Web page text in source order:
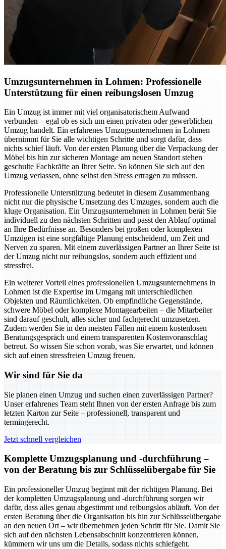
Umzugsunternehmen in Lohmen: Professionelle
Unterstützung für einen reibungslosen Umzug
Ein Umzug ist immer mit viel organisatorischem Aufwand
verbunden – egal ob es sich um einen privaten oder gewerblichen
Umzug handelt. Ein erfahrenes Umzugsunternehmen in Lohmen
übernimmt für Sie alle wichtigen Schritte und sorgt dafür, dass
nichts schief läuft. Von der ersten Planung über die Verpackung der
Möbel bis hin zur sicheren Montage am neuen Standort stehen
geschulte Fachkräfte an Ihrer Seite. So können Sie sich auf den
Umzug verlassen, ohne selbst den Stress ertragen zu müssen.
Professionelle Unterstützung bedeutet in diesem Zusammenhang
nicht nur die physische Umsetzung des Umzuges, sondern auch die
kluge Organisation. Ein Umzugsunternehmen in Lohmen berät Sie
individuell zu den nächsten Schritten und passt den Ablauf optimal
an Ihre Bedürfnisse an. Besonders bei großen oder komplexen
Umzügen ist eine sorgfältige Planung entscheidend, um Zeit und
Nerven zu sparen. Mit einem zuverlässigen Partner an Ihrer Seite ist
der Umzug nicht nur reibungslos, sondern auch effizient und
stressfrei.
Ein weiterer Vorteil eines professionellen Umzugsunternehmens in
Lohmen ist die Expertise im Umgang mit unterschiedlichen
Objekten und Räumlichkeiten. Ob empfindliche Gegenstände,
schwere Möbel oder komplexe Montagearbeiten – die Mitarbeiter
sind darauf geschult, alles sicher und fachgerecht umzusetzen.
Zudem werden Sie in den meisten Fällen mit einem kostenlosen
Beratungsgespräch und einem transparenten Kostenvoranschlag
betreut. So wissen Sie schon vorab, was Sie erwartet, und können
sich auf einen stressfreien Umzug freuen.
Wir sind für Sie da
Sie planen einen Umzug und suchen einen zuverlässigen Partner?
Unser erfahrenes Team steht Ihnen von der ersten Anfrage bis zum
letzten Karton zur Seite – professionell, transparent und
termingerecht.
Jetzt schnell vergleichen
Komplette Umzugsplanung und -durchführung –
von der Beratung bis zur Schlüsselübergabe für Sie
Ein professioneller Umzug beginnt mit der richtigen Planung. Bei
der kompletten Umzugsplanung und -durchführung sorgen wir
dafür, dass alles genau abgestimmt und reibungslos abläuft. Von der
ersten Beratung über die Organisation bis hin zur Schlüsselübergabe
an den neuen Ort – wir übernehmen jeden Schritt für Sie. Damit Sie
sich auf den nächsten Lebensabschnitt konzentrieren können,
kümmern wir uns um die Details, sodass nichts schiefgeht.